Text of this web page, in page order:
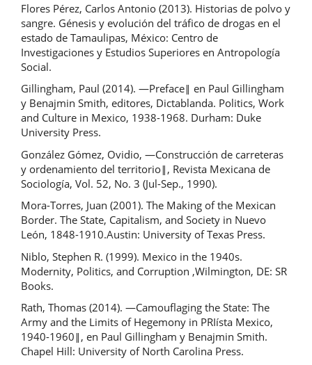
Flores Pérez, Carlos Antonio (2013). Historias de polvo y
sangre. Génesis y evolución del tráfico de drogas en el
estado de Tamaulipas, México: Centro de
Investigaciones y Estudios Superiores en Antropología
Social.
Gillingham, Paul (2014). ―Preface‖ en Paul Gillingham
y Benajmin Smith, editores, Dictablanda. Politics, Work
and Culture in Mexico, 1938-1968. Durham: Duke
University Press.
González Gómez, Ovidio, ―Construcción de carreteras
y ordenamiento del territorio‖, Revista Mexicana de
Sociología, Vol. 52, No. 3 (Jul-Sep., 1990).
Mora-Torres, Juan (2001). The Making of the Mexican
Border. The State, Capitalism, and Society in Nuevo
León, 1848-1910.Austin: University of Texas Press.
Niblo, Stephen R. (1999). Mexico in the 1940s.
Modernity, Politics, and Corruption ,Wilmington, DE: SR
Books.
Rath, Thomas (2014). ―Camouflaging the State: The
Army and the Limits of Hegemony in PRIísta Mexico,
1940-1960‖, en Paul Gillingham y Benajmin Smith.
Chapel Hill: University of North Carolina Press.